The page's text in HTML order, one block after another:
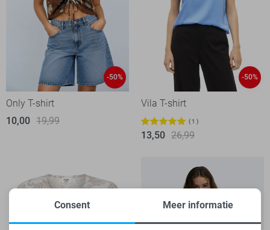
-50%
Only T-shirt
10,00 19,99
-50%
Vila T-shirt
1
13,50 26,99
Consent Meer informatie